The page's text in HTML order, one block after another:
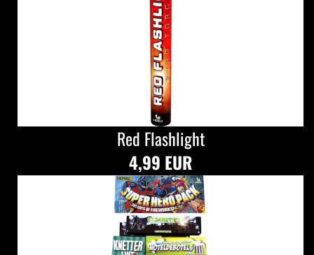
Red Flashlight
4,99 EUR